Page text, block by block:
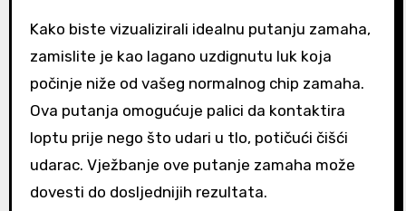
Kako biste vizualizirali idealnu putanju zamaha,
zamislite je kao lagano uzdignutu luk koja
počinje niže od vašeg normalnog chip zamaha.
Ova putanja omogućuje palici da kontaktira
loptu prije nego što udari u tlo, potičući čišći
udarac. Vježbanje ove putanje zamaha može
dovesti do dosljednijih rezultata.